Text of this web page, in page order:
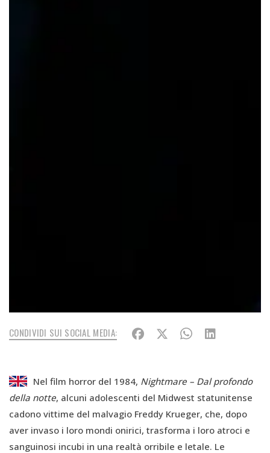
CONDIVIDI SUI SOCIAL MEDIA:
Nel film horror del 1984, Nightmare – Dal profondo
della notte, alcuni adolescenti del Midwest statunitense
cadono vittime del malvagio Freddy Krueger, che, dopo
aver invaso i loro mondi onirici, trasforma i loro atroci e
sanguinosi incubi in una realtà orribile e letale. Le